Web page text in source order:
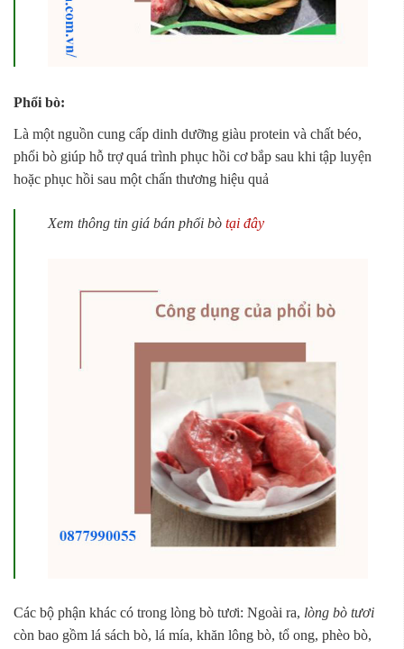
Phổi bò:
Là một nguồn cung cấp dinh dưỡng giàu protein và chất béo,
phổi bò giúp hỗ trợ quá trình phục hồi cơ bắp sau khi tập luyện
hoặc phục hồi sau một chấn thương hiệu quả
Xem thông tin giá bán phổi bò tại đây
Các bộ phận khác có trong lòng bò tươi: Ngoài ra, lòng bò tươi
còn bao gồm lá sách bò, lá mía, khăn lông bò, tổ ong, phèo bò,